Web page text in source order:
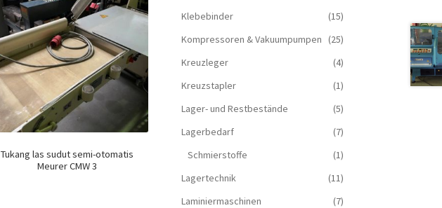
Tukang las sudut semi-otomatis
Meurer CMW 3
Klebebinder
(15)
Kompressoren & Vakuum­pumpen
(25)
Kreuzleger
(4)
Kreuzstapler
(1)
Lager- und Restbestände
(5)
Lagerbedarf
(7)
Schmierstoffe
(1)
Lagertechnik
(11)
Laminiermaschinen
(7)